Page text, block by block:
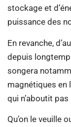
stockage et
puissance des
En revanche,
depuis
songera
magnétiques en
qui n’aboutit
Qu’on le veuille